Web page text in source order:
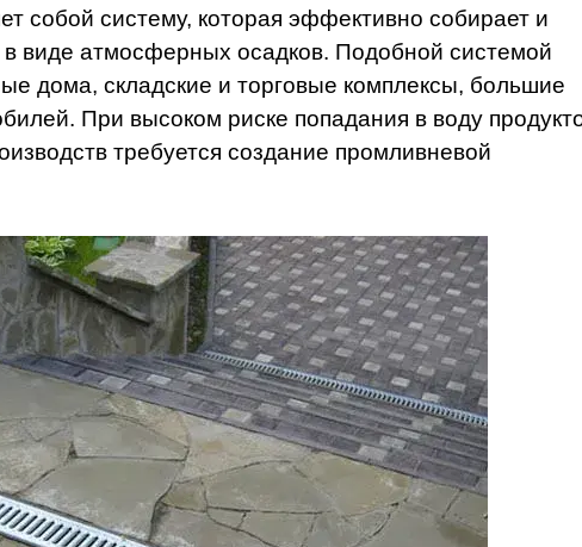
собой систему, которая эффективно собирает и
в виде атмосферных осадков. Подобной системой
дома, складские и торговые комплексы, большие
При высоком риске попадания в воду
требуется создание промливневой